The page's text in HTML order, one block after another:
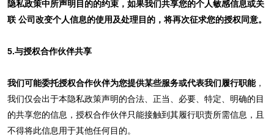
隐私政策中所声明目的的约束，如果我们共享您的个人敏感信息或关
联 公司改变个人信息的使用及处理目的，将再次征求您的授权同意。
5.与授权合作伙伴共享
我们可能委托授权合作伙伴为您提供某些服务或代表我们履行职能，
我们仅会出于本隐私政策声明的合法、正当、必要、特定、明确的目
的共享您的信息，授权合作伙伴只能接触到其履行职责所需信息，且
不得将此信息用于其他任何目的。